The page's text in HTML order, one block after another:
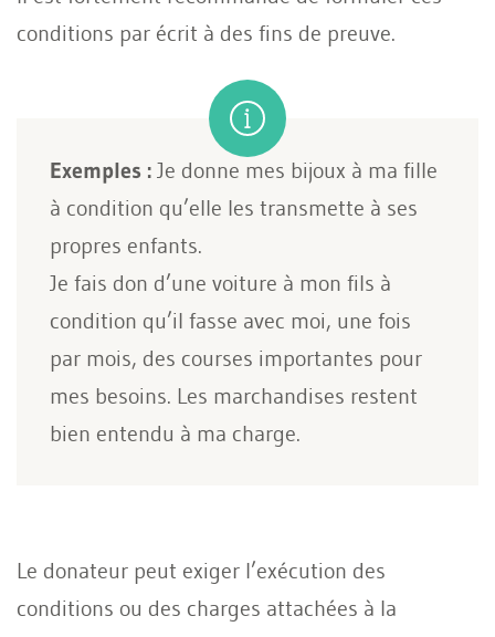
conditions par écrit à des fins de preuve.
Exemples : Je donne mes bijoux à ma fille
à condition qu’elle les transmette à ses
propres enfants.
Je fais don d’une voiture à mon fils à
condition qu’il fasse avec moi, une fois
par mois, des courses importantes pour
mes besoins. Les marchandises restent
bien entendu à ma charge.
Le donateur peut exiger l’exécution des
conditions ou des charges attachées à la